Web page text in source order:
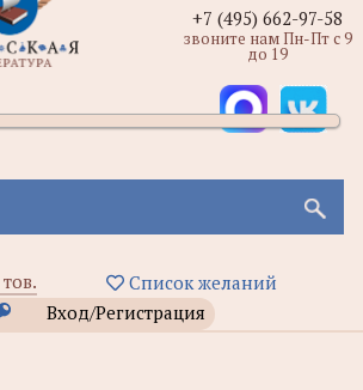
тов.
Список желаний
Вход/Регистрация
+7 (495) 662-97-58
звоните нам Пн-Пт с 9
до 19